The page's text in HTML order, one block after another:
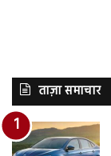
ताज़ा समाचार